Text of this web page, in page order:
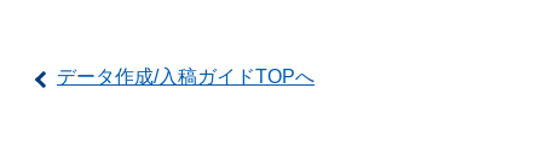
データ作成/入稿ガイドTOPへ